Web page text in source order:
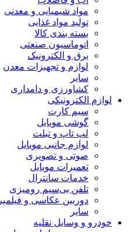
مواد شیمیایی و معدنی
تولید مواد غذایی
بسته بندی کالا
اتوماسیون صنعتی
برق و الکترونیک
لوازم و تجهیزات معدن
سایر
کشاورزی و دامداری
لوازم الکترونیکی
سیم کارت
گوشی موبایل
لپ تاپ و تبلت
لوازم جانبی موبایل
صوتی و تصویری
تعمیرات موبایل
خدمات سانترال
تلفن بی‌سیم رومیزی
دوربین عکاسی و فیلمبرداری
سایر
خودرو و وسایل نقلیه